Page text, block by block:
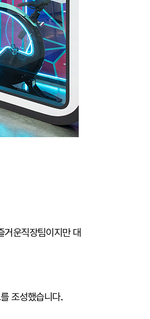
거운직장팀이지만 대
조성했습니다.